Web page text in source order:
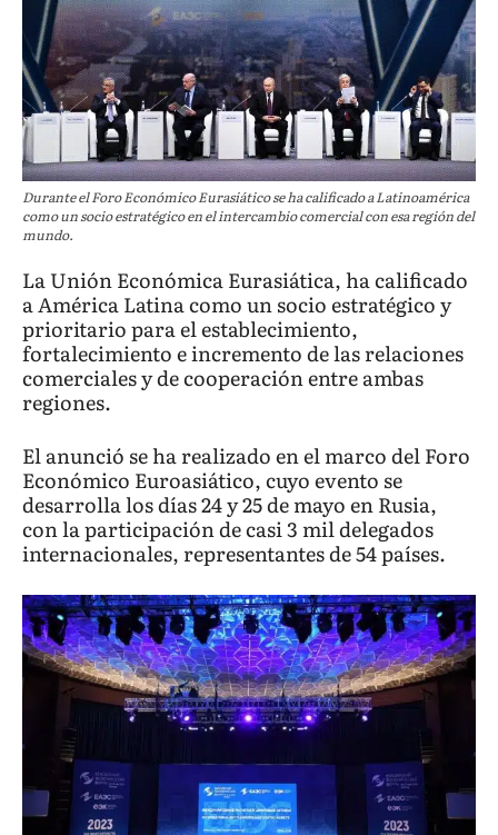
Durante el Foro Económico Eurasiático se ha calificado a Latinoamérica
como un socio estratégico en el intercambio comercial con esa región del
mundo.
La Unión Económica Eurasiática, ha calificado
a América Latina como un socio estratégico y
prioritario para el establecimiento,
fortalecimiento e incremento de las relaciones
comerciales y de cooperación entre ambas
regiones.
El anunció se ha realizado en el marco del Foro
Económico Euroasiático, cuyo evento se
desarrolla los días 24 y 25 de mayo en Rusia,
con la participación de casi 3 mil delegados
internacionales, representantes de 54 países.